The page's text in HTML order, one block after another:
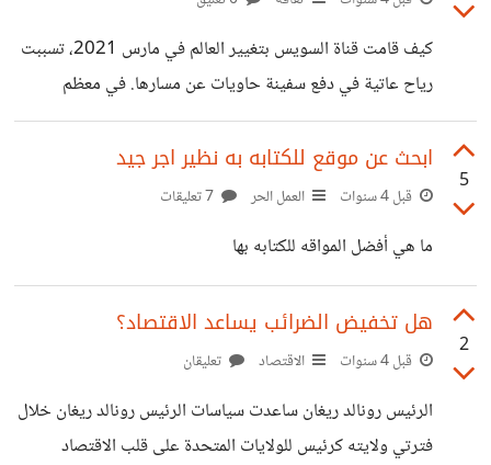
هو اضطراب الأكل؟ اضطرابات الأكل هي مجموعة من الحالات
النفسية التي تتميز بأنماط السلوك الرئيسة هذه: تقييد تناول
الطعام، أو الإفراط
كيف قامت قناة السويس بتغيير العالم في مارس 2021، تسببت
رياح عاتية في دفع سفينة حاويات عن مسارها. في معظم
الأماكن، كان من الممكن أن يتسبب هذا في حادث بسيط. لكن في
قناة السويس، كانت أزمة عالمية. لم تكن هذه السفينة تمنع السفن
الأخرى فحسب – بل كانت تعرقل تدفق التجارة الدولية عبر أحد
السويس موضع اهتمام حكام هذه المنطقة منذ الألفية الثانية قبل
الميلاد. لنقل البضائع بين آسيا
5
ابحث عن موقع للكتابه به نظير اجر جيد
قبل 4 سنوات العمل الحر
ما هي أفضل المواقه للكتابه بها
2
هل تخفيض الضرائب يساعد الاقتصاد؟
قبل 4 سنوات الاقتصاد تعليقان
الرئيس رونالد ريغان ساعدت سياسات الرئيس رونالد ريغان خلال
فترتي ولايته كرئيس للولايات المتحدة على قلب الاقتصاد